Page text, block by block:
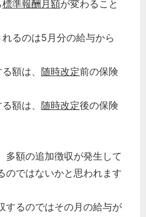
標準報酬月額が変わること
るのは5月分の給与から
額は、 随時改定前の保険
額は、 随時改定後の保険
多額の追加徴収が発生して
のではないかと思われます
するのではその月の給与が